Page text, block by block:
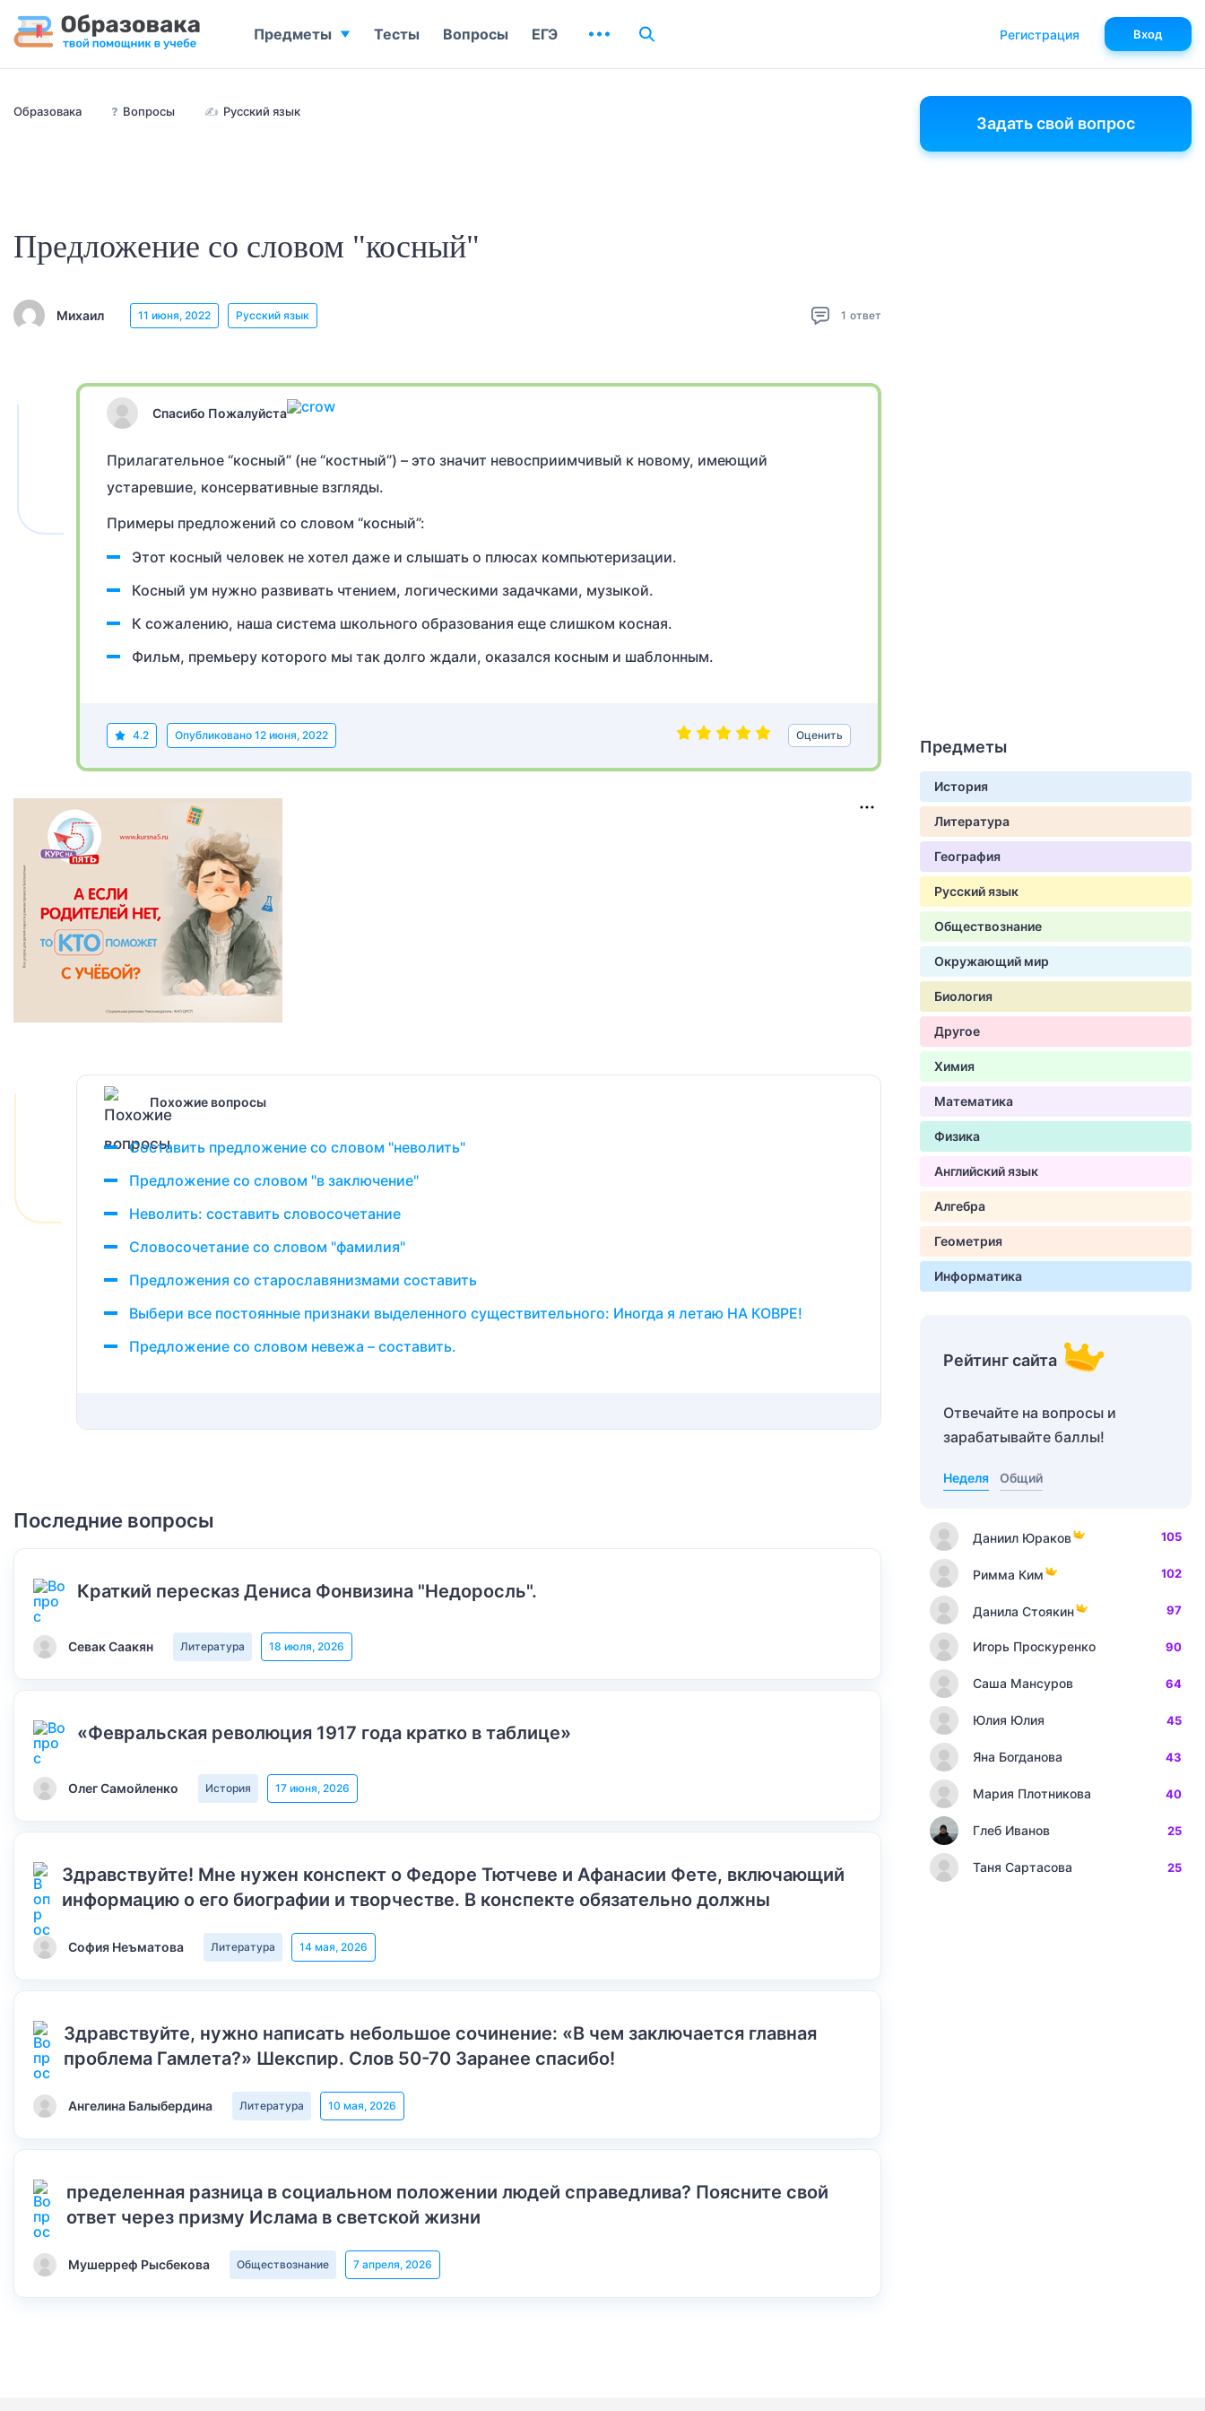
Образовака ❓ Вопросы ✍ Русский язык
Предложение со словом "косный"
Михаил 11 июня, 2022 Русский язык 1 ответ
Спасибо Пожалуйста
Прилагательное “косный” (не “костный”) – это значит невосприимчивый к новому, имеющий
устаревшие, консервативные взгляды.
Примеры предложений со словом “косный”:
Этот косный человек не хотел даже и слышать о плюсах компьютеризации.
Косный ум нужно развивать чтением, логическими задачками, музыкой.
К сожалению, наша система школьного образования еще слишком косная.
Фильм, премьеру которого мы так долго ждали, оказался косным и шаблонным.
4.2 Опубликовано 12 июня, 2022 Оценить
Похожие вопросы
Составить предложение со словом "неволить"
Предложение со словом "в заключение"
Неволить: составить словосочетание
Словосочетание со словом "фамилия"
Предложения со старославянизмами составить
Выбери все постоянные признаки выделенного существительного: Иногда я летаю НА КОВРЕ!
Предложение со словом невежа – составить.
Последние вопросы
Краткий пересказ Дениса Фонвизина "Недоросль".
Севак Саакян Литература 18 июля, 2026
«Февральская революция 1917 года кратко в таблице»
Олег Самойленко История 17 июня, 2026
Здравствуйте! Мне нужен конспект о Федоре Тютчеве и Афанасии Фете, включающий
информацию о его биографии и творчестве. В конспекте обязательно должны
София Неъматова Литература 14 мая, 2026
Здравствуйте, нужно написать небольшое сочинение: «В чем заключается главная
проблема Гамлета?» Шекспир. Слов 50-70 Заранее спасибо!
Ангелина Балыбердина Литература 10 мая, 2026
пределенная разница в социальном положении людей справедлива? Поясните свой
ответ через призму Ислама в светской жизни
Мушерреф Рысбекова Обществознание 7 апреля, 2026
Задать свой вопрос
Предметы
История
Литература
География
Русский язык
Обществознание
Окружающий мир
Биология
Другое
Химия
Математика
Физика
Английский язык
Алгебра
Геометрия
Информатика
Рейтинг сайта
Отвечайте на вопросы и
зарабатывайте баллы!
Неделя Общий
Даниил Юраков 105
Римма Ким 102
Данила Стоякин 97
Игорь Проскуренко 90
Саша Мансуров 64
Юлия Юлия 45
Яна Богданова 43
Мария Плотникова 40
Глеб Иванов 25
Таня Сартасова 25
Предметы Тесты Вопросы ЕГЭ Регистрация Вход